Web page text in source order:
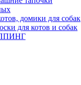
домики для собак
для котов и собак